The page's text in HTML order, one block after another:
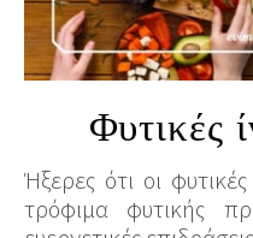
Φυτικές
Ήξερες ότι οι φυτικές ίνες που περιέχονται στα
τρόφιμα φυτικής